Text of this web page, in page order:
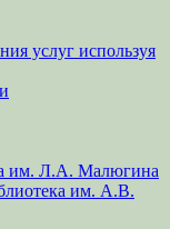
услуг используя
им. Л.А. Малюгина
им. А.В.